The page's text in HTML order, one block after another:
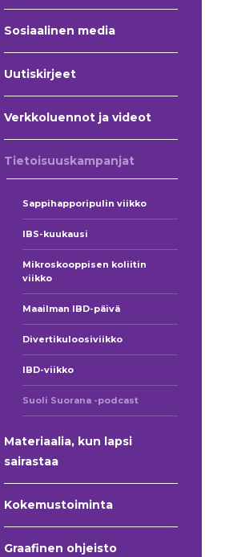
Sosiaalinen media
Uutiskirjeet
Verkkoluennot ja videot
Tietoisuuskampanjat
Sappihapporipulin viikko
IBS-kuukausi
Mikroskooppisen koliitin
viikko
Maailman IBD-päivä
Divertikuloosiviikko
IBD-viikko
Suoli Suorana -podcast
Materiaalia, kun lapsi
sairastaa
Kokemustoiminta
Graafinen ohjeisto